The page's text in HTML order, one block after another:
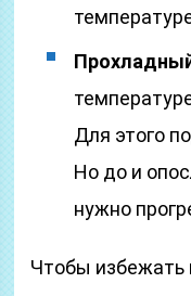
Для этого
Но до и
нужно
Чтобы избежать